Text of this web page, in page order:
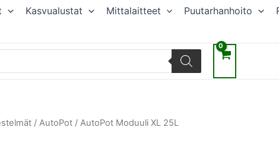
Kasvualustat Mittalaitteet Puutarhanhoito
/ AutoPot / AutoPot Moduuli XL 25L